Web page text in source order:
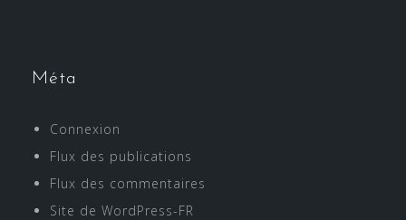
Méta
Connexion
Flux des publications
Flux des commentaires
Site de WordPress-FR